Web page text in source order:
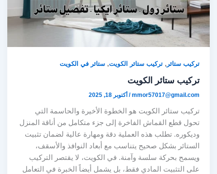
تركيب ستائر,تركيب ستائر الكويت,ستائر في الكويت
تركيب ستائر الكويت
mmor57017@gmail.com
/أكتوبر 18, 2025
تركيب ستائر الكويت هو الخطوة الأخيرة والحاسمة التي
تحول قطع القماش الفاخرة إلى جزء متكامل من أناقة المنزل
وديكوره. تطلب هذه العملية دقة ومهارة عالية لضمان تثبيت
الستائر بشكل صحيح يتناسب مع أبعاد النوافذ والأسقف،
ويسمح بحركة سلسة وآمنة. في الكويت، لا يقتصر التركيب
على التثبيت المادي فقط، بل يشمل أيضاً الخبرة في التعامل